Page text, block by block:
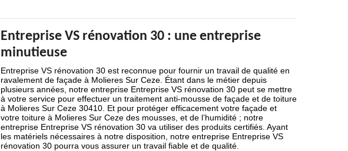
Entreprise VS rénovation 30 : une entreprise
minutieuse
Entreprise VS rénovation 30 est reconnue pour fournir un travail de qualité en
ravalement de façade à Molieres Sur Ceze. Étant dans le métier depuis
plusieurs années, notre entreprise Entreprise VS rénovation 30 peut se mettre
à votre service pour effectuer un traitement anti-mousse de façade et de toiture
à Molieres Sur Ceze 30410. Et pour protéger efficacement votre façade et
votre toiture à Molieres Sur Ceze des mousses, et de l’humidité ; notre
entreprise Entreprise VS rénovation 30 va utiliser des produits certifiés. Ayant
les matériels nécessaires à notre disposition, notre entreprise Entreprise VS
rénovation 30 pourra vous assurer un travail fiable et de qualité.